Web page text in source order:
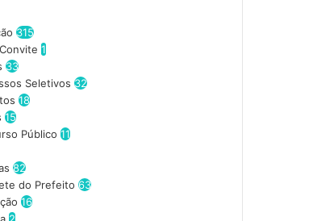
315
1
33
Seletivos 32
18
15
Público 11
82
do Prefeito 63
16
2